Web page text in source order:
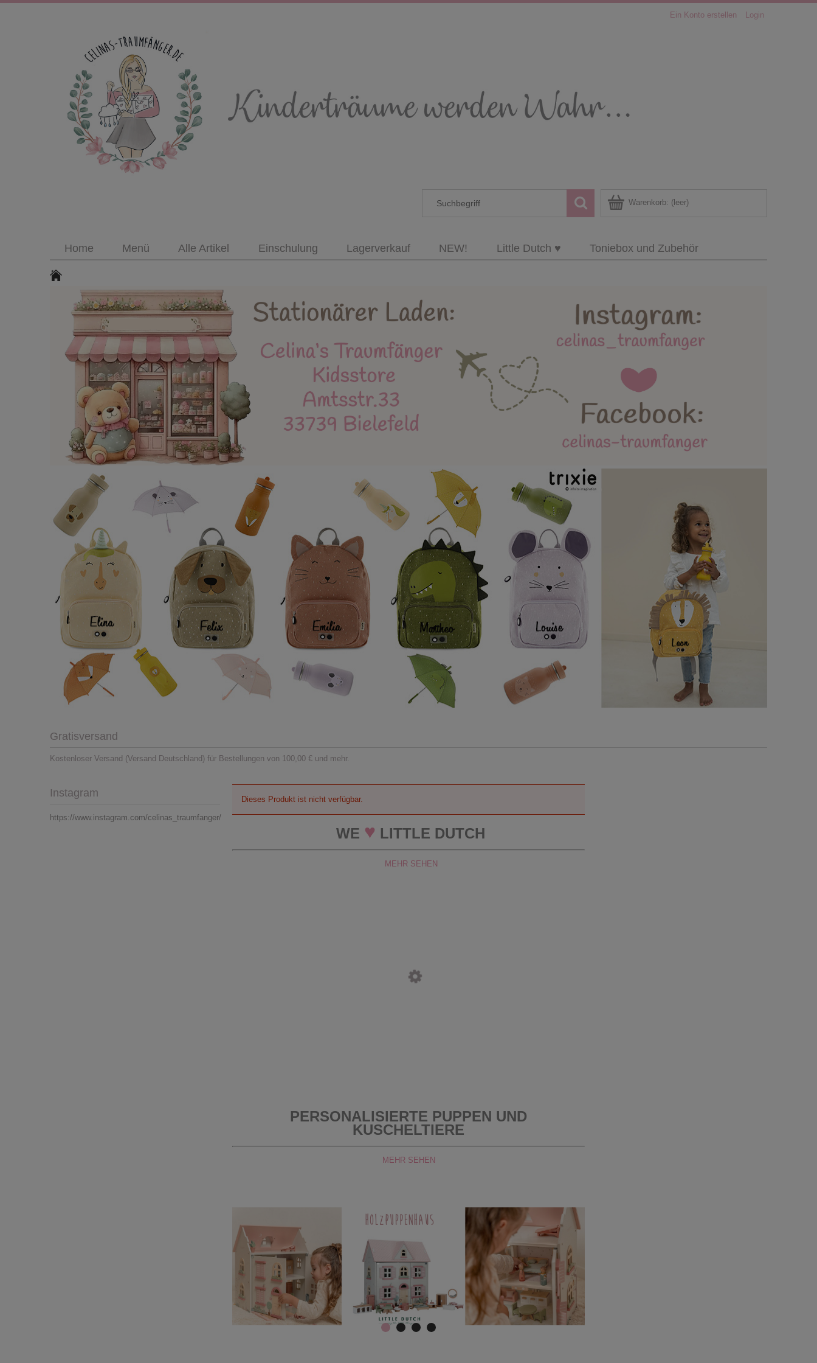
Ein Konto erstellen Login
Warenkorb: (leer)
Home Menü Alle Artikel Einschulung Lagerverkauf NEW! Little Dutch ♥ Toniebox und Zubehör
Puppen / Kuscheltiere Ostern Neue Produkte Stapelstein
Facebook Kontakt / Impressum Instagram
Gratisversand
Kostenloser Versand (Versand Deutschland) für Bestellungen von 100,00 € und mehr.
Instagram
https://www.instagram.com/celinas_traumfanger/
Dieses Produkt ist nicht verfügbar.
WE ♥ LITTLE DUTCH
MEHR SEHEN
PERSONALISIERTE PUPPEN UND
KUSCHELTIERE
MEHR SEHEN